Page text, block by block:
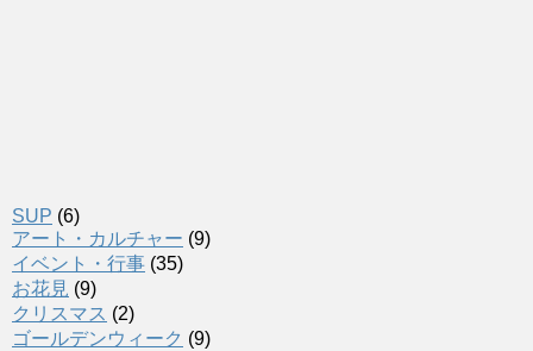
SUP (6)
アート・カルチャー (9)
イベント・行事 (35)
お花見 (9)
クリスマス (2)
ゴールデンウィーク (9)